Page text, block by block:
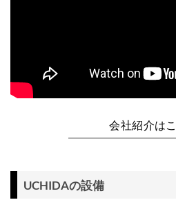
会社紹介は
UCHIDAの設備